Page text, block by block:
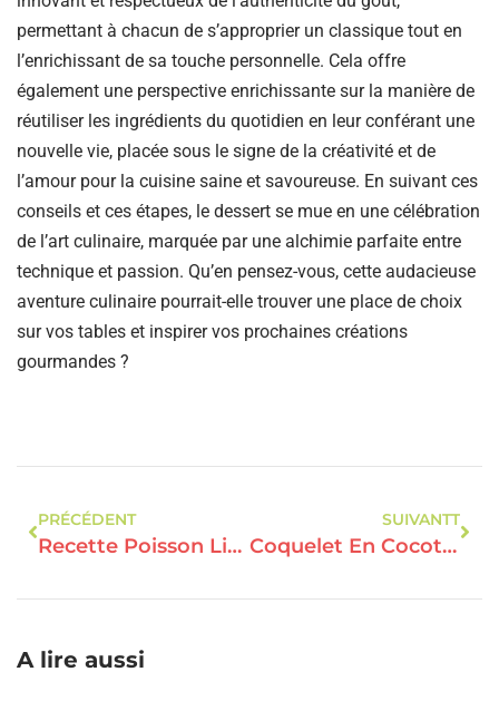
permettant à chacun de s’approprier un classique tout en
l’enrichissant de sa touche personnelle. Cela offre
également une perspective enrichissante sur la manière de
réutiliser les ingrédients du quotidien en leur conférant une
nouvelle vie, placée sous le signe de la créativité et de
l’amour pour la cuisine saine et savoureuse. En suivant ces
conseils et ces étapes, le dessert se mue en une célébration
de l’art culinaire, marquée par une alchimie parfaite entre
technique et passion. Qu’en pensez-vous, cette audacieuse
aventure culinaire pourrait-elle trouver une place de choix
sur vos tables et inspirer vos prochaines créations
gourmandes ?
PRÉCÉDENT
Recette Poisson Lingue: Le Croustillant Du Four Et La Fraîcheur Citronnée
SUIVANTT
Coquelet En Cocotte En Fonte : Un Festin Réconfortant Et Inoubliable
A lire aussi